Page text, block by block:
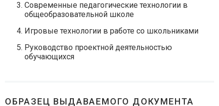
Современные педагогические технологии в
общеобразовательной школе
Игровые технологии в работе со школьниками
Руководство проектной деятельностью
обучающихся
ОБРАЗЕЦ ВЫДАВАЕМОГО ДОКУМЕНТА